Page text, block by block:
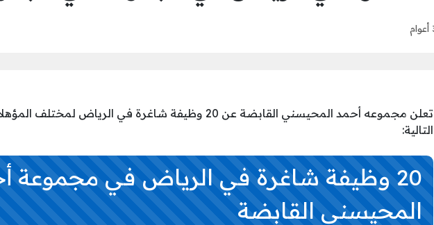
تعلن مجموعه أحمد المحيسني القابضة عن 20 وظيفة شاغرة في
التالية:
20 وظيفة شاغرة في الرياض في مجموعة
المحيسني القابضة